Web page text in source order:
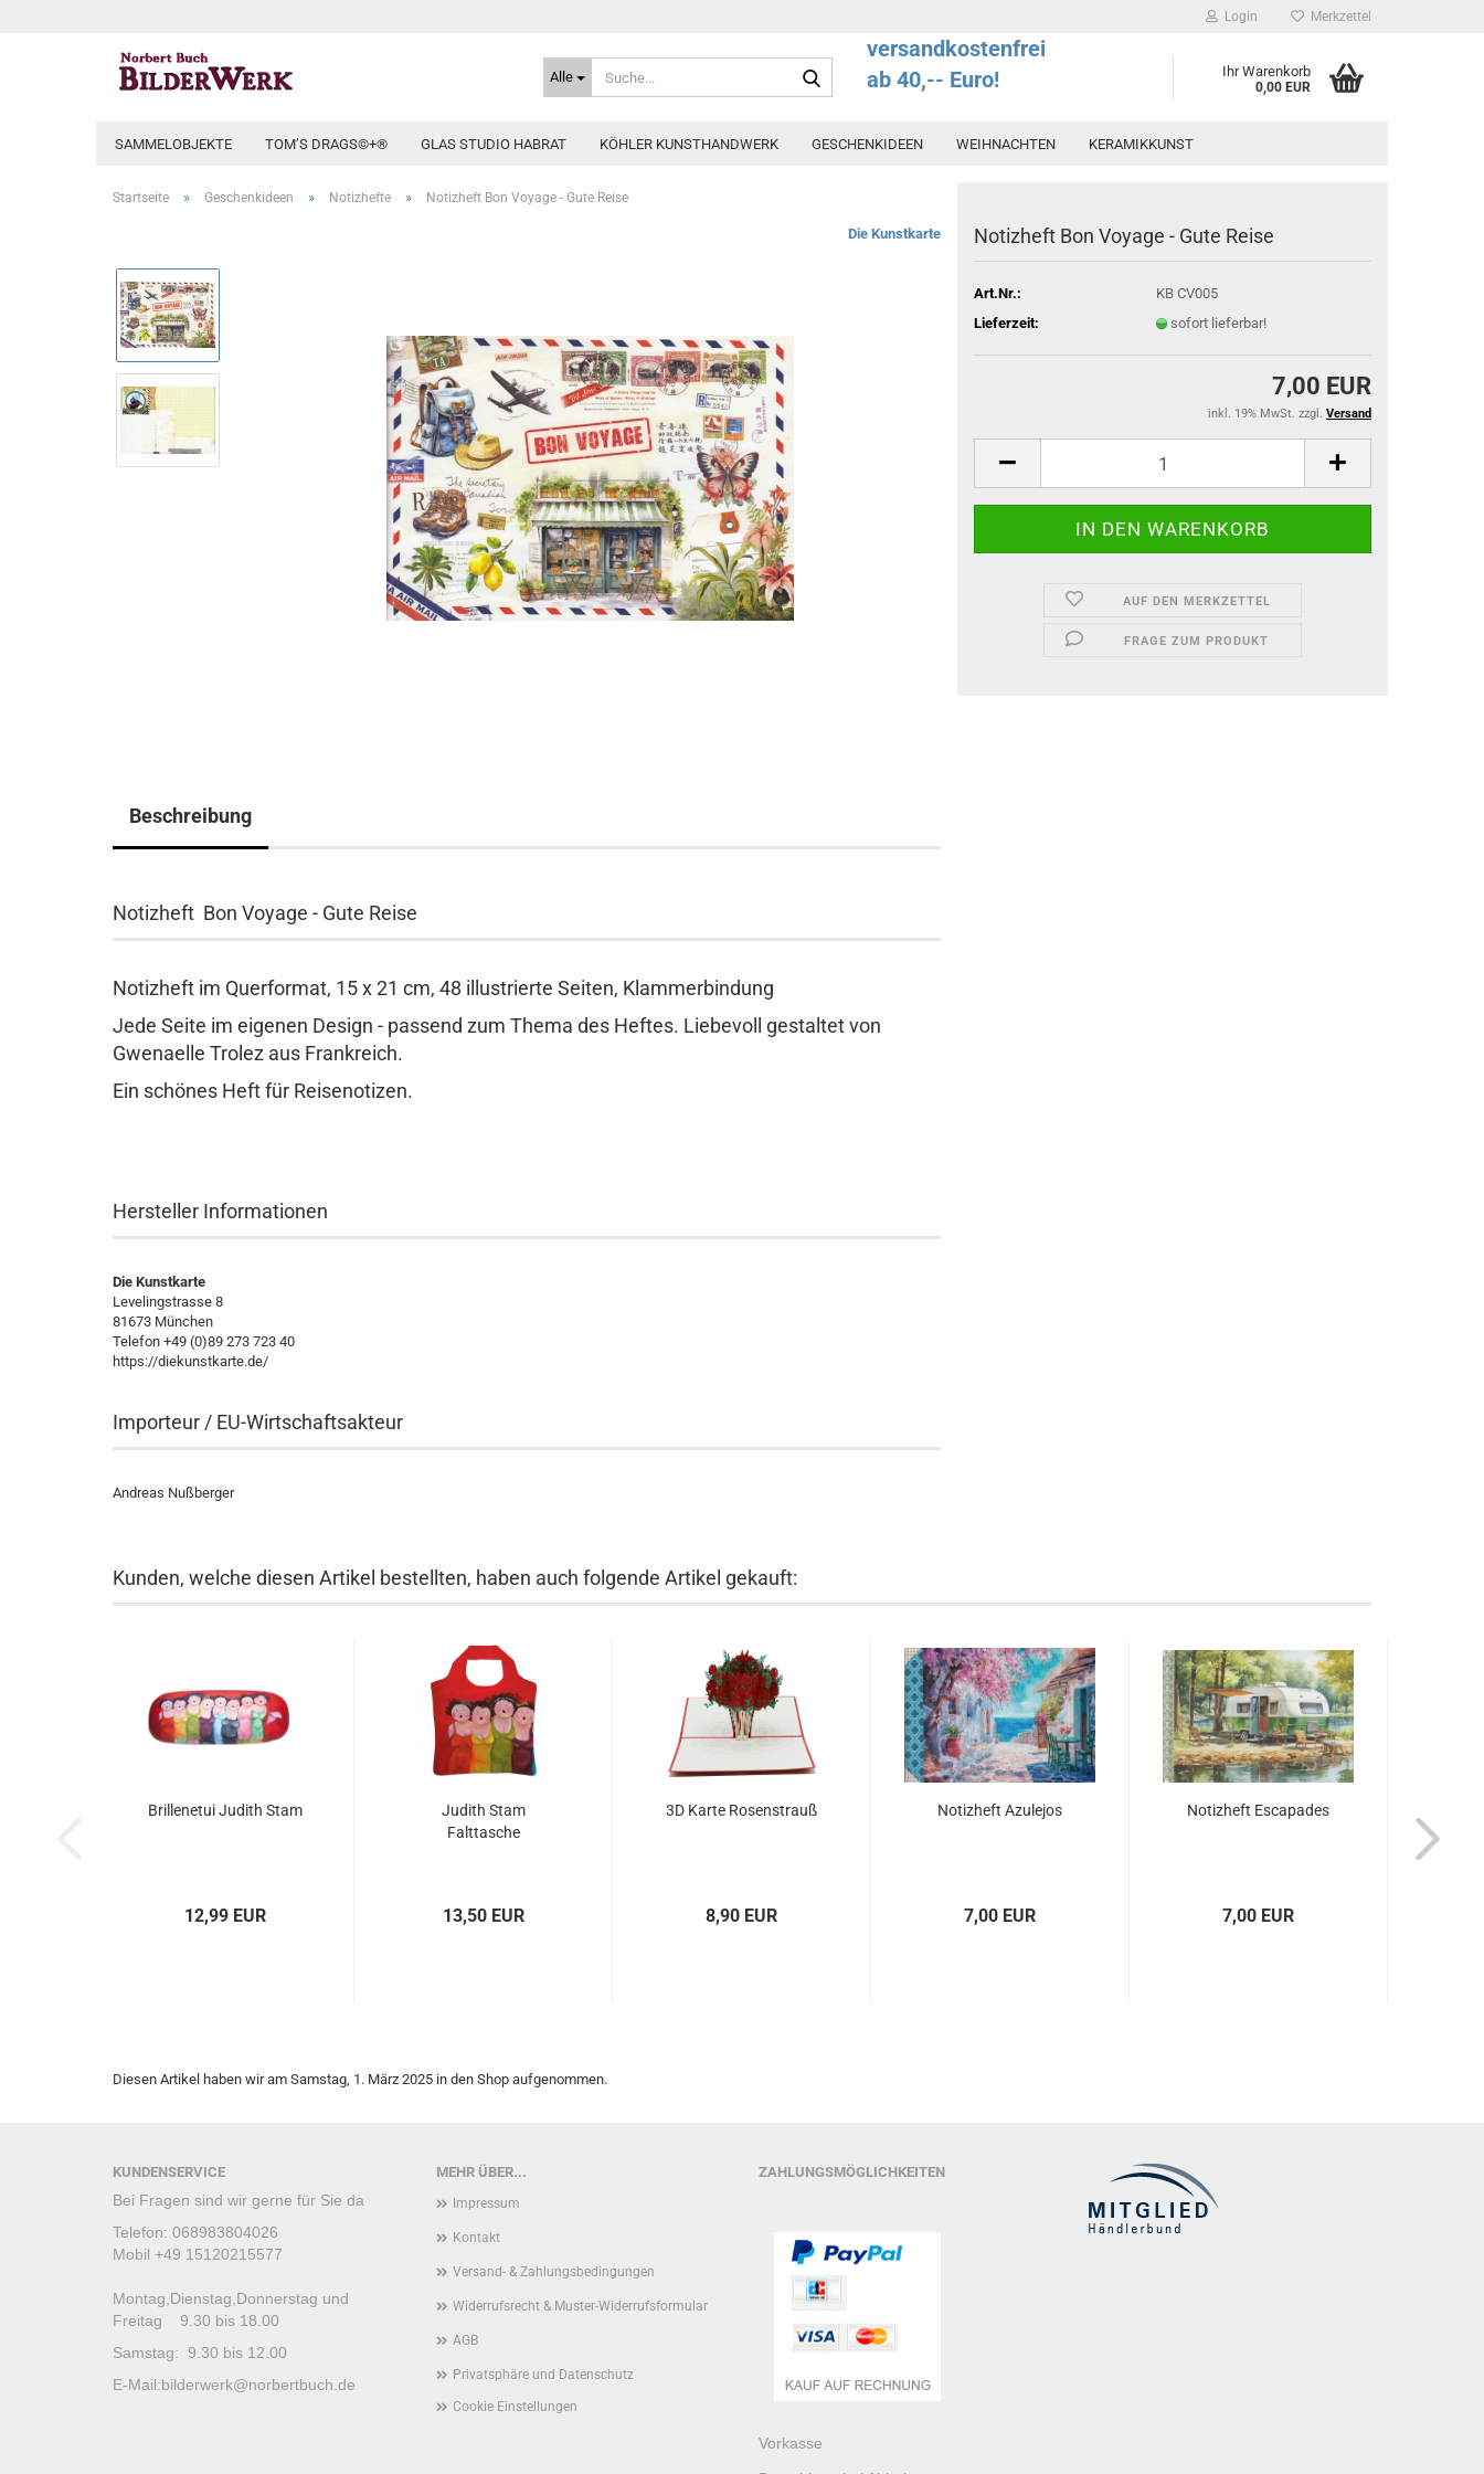
Login Merkzettel
Alle
versandkostenfrei
ab 40,-- Euro!
Ihr Warenkorb
0,00 EUR
SAMMELOBJEKTE TOM’S DRAGS©+® GLAS STUDIO HABRAT KÖHLER KUNSTHANDWERK GESCHENKIDEEN WEIHNACHTEN KERAMIKKUNST
Startseite » Geschenkideen » Notizhefte » Notizheft Bon Voyage - Gute Reise
Die Kunstkarte Notizheft Bon Voyage - Gute Reise
Art.Nr.:
KB CV005
Lieferzeit:
sofort lieferbar!
7,00 EUR
inkl. 19% MwSt. zzgl. Versand
AUF DEN MERKZETTEL
FRAGE ZUM PRODUKT
Beschreibung
Notizheft Bon Voyage - Gute Reise
Notizheft im Querformat, 15 x 21 cm, 48 illustrierte Seiten, Klammerbindung
Jede Seite im eigenen Design - passend zum Thema des Heftes. Liebevoll gestaltet von
Gwenaelle Trolez aus Frankreich.
Ein schönes Heft für Reisenotizen.
Hersteller Informationen
Die Kunstkarte
Levelingstrasse 8
81673 München
Telefon +49 (0)89 273 723 40
https://diekunstkarte.de/
Importeur / EU-Wirtschaftsakteur
Andreas Nußberger
Kunden, welche diesen Artikel bestellten, haben auch folgende Artikel gekauft:
Brillenetui Judith Stam
12,99 EUR
Judith Stam
Falttasche
13,50 EUR
3D Karte Rosenstrauß
8,90 EUR
Notizheft Azulejos
7,00 EUR
Notizheft Escapades
7,00 EUR
Diesen Artikel haben wir am Samstag, 1. März 2025 in den Shop aufgenommen.
MEHR ÜBER...
Impressum
Kontakt
Versand- & Zahlungsbedingungen
Widerrufsrecht & Muster-Widerrufsformular
AGB
Privatsphäre und Datenschutz
Cookie Einstellungen
ZAHLUNGSMÖGLICHKEITEN
Vorkasse
KUNDENSERVICE
Bei Fragen sind wir gerne für Sie da
Telefon: 068983804026
Mobil +49 15120215577
Montag,Dienstag,Donnerstag und
Freitag 9.30 bis 18.00
Samstag: 9.30 bis 12.00
E-Mail:bilderwerk@norbertbuch.de